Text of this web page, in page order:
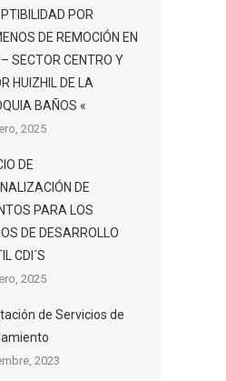
POR
DE REMOCIÓN EN
SECTOR CENTRO Y
HUIZHIL DE LA
BAÑOS «
2025
DE
DE
PARA LOS
DE DESARROLLO
CDI´S
2025
de Servicios de
2023